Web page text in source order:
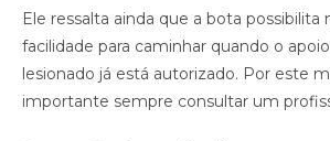
Ele ressalta ainda que a bota
facilidade para caminhar quando o
lesionado já está autorizado. Por este
importante sempre consultar um